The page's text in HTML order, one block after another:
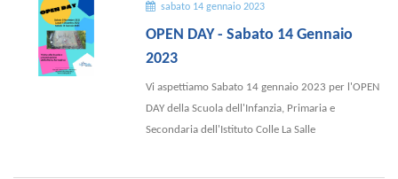
sabato 14 gennaio 2023
OPEN DAY - Sabato 14 Gennaio
2023
Vi aspettiamo Sabato 14 gennaio 2023 per l'OPEN
DAY della Scuola dell'Infanzia, Primaria e
Secondaria dell'Istituto Colle La Salle